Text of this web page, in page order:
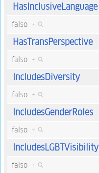
HasInclusiveLanguage
falso +
HasTransPerspective
falso +
IncludesDiversity
falso +
IncludesGenderRoles
falso +
IncludesLGBTVisibility
falso +